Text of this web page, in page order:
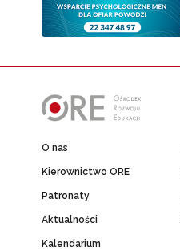
O nas
Kierownictwo ORE
Patronaty
Aktualności
Kalendarium